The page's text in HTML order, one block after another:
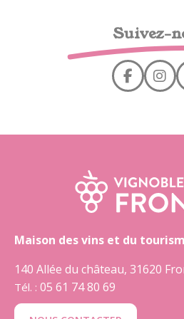
Suivez-
Maison des vins et du
140 Allée du château, 31620
Tél. : 05 61 74 80 69